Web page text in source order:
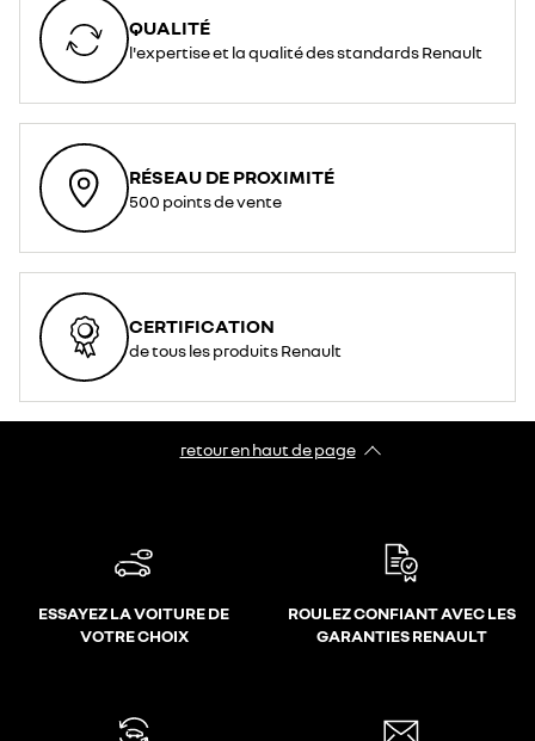
QUALITÉ
l'expertise et la qualité des standards Renault
RÉSEAU DE PROXIMITÉ
500 points de vente
CERTIFICATION
de tous les produits Renault
retour en haut de page​
ESSAYEZ LA VOITURE DE
VOTRE CHOIX
ROULEZ CONFIANT AVEC LES
GARANTIES RENAULT